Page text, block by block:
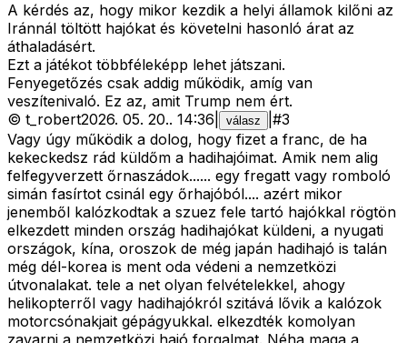
A kérdés az, hogy mikor kezdik a helyi államok kilőni az
Iránnál töltött hajókat és követelni hasonló árat az
áthaladásért.
Ezt a játékot többféleképp lehet játszani.
Fenyegetőzés csak addig működik, amíg van
veszítenivaló. Ez az, amit Trump nem ért.
© t_robert2026. 05. 20.. 14:36 válasz #3
Vagy úgy működik a dolog, hogy fizet a franc, de ha
kekeckedsz rád küldőm a hadihajóimat. Amik nem alig
felfegyverzett őrnaszádok...... egy fregatt vagy romboló
simán fasírtot csinál egy őrhajóból.... azért mikor
jenemből kalózkodtak a szuez fele tartó hajókkal rögtön
elkezdett minden ország hadihajókat küldeni, a nyugati
országok, kína, oroszok de még japán hadihajó is talán
még dél-korea is ment oda védeni a nemzetközi
útvonalakat. tele a net olyan felvételekkel, ahogy
helikopterről vagy hadihajókról szitává lővik a kalózok
motorcsónakjait gépágyukkal. elkezdték komolyan